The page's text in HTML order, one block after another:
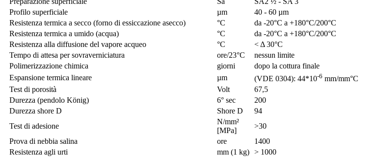
Profilo superficiale
µm
40 - 60 µm
Resistenza termica a secco (forno di essiccazione asecco)
°C
da -20°C a +180°C/200°C
Resistenza termica a umido (acqua)
°C
da -20°C a +180°C/200°C
Resistenza alla diffusione del vapore acqueo
°C
< Δ 30°C
Tempo di attesa per sovraverniciatura
ore/23°C
nessun limite
Polimerizzazione chimica
giorni
dopo la cottura finale
Espansione termica lineare
µm (VDE 0304): 44*10-6 mm/mm°C
Test di porosità
Volt
67,5
Durezza (pendolo König)
6° sec
200
Durezza shore D
Shore D
94
Test di adesione
N/mm²
[MPa]
>30
Prova di nebbia salina
ore
1400
Resistenza agli urti
mm (1 kg) > 1000